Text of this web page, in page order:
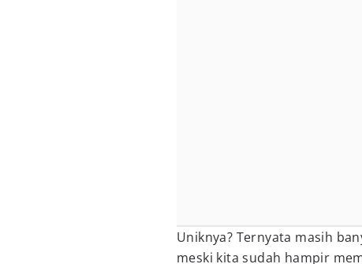
Uniknya? Ternyata masih
meski kita sudah hampir